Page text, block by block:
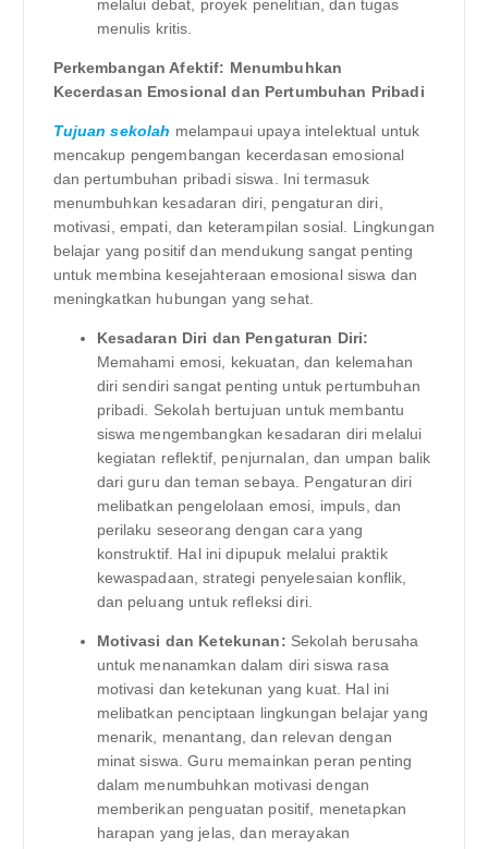
melalui debat, proyek penelitian, dan tugas
menulis kritis.
Perkembangan Afektif: Menumbuhkan
Kecerdasan Emosional dan Pertumbuhan Pribadi
Tujuan sekolah melampaui upaya intelektual untuk
mencakup pengembangan kecerdasan emosional
dan pertumbuhan pribadi siswa. Ini termasuk
menumbuhkan kesadaran diri, pengaturan diri,
motivasi, empati, dan keterampilan sosial. Lingkungan
belajar yang positif dan mendukung sangat penting
untuk membina kesejahteraan emosional siswa dan
meningkatkan hubungan yang sehat.
Kesadaran Diri dan Pengaturan Diri:
Memahami emosi, kekuatan, dan kelemahan
diri sendiri sangat penting untuk pertumbuhan
pribadi. Sekolah bertujuan untuk membantu
siswa mengembangkan kesadaran diri melalui
kegiatan reflektif, penjurnalan, dan umpan balik
dari guru dan teman sebaya. Pengaturan diri
melibatkan pengelolaan emosi, impuls, dan
perilaku seseorang dengan cara yang
konstruktif. Hal ini dipupuk melalui praktik
kewaspadaan, strategi penyelesaian konflik,
dan peluang untuk refleksi diri.
Motivasi dan Ketekunan: Sekolah berusaha
untuk menanamkan dalam diri siswa rasa
motivasi dan ketekunan yang kuat. Hal ini
melibatkan penciptaan lingkungan belajar yang
menarik, menantang, dan relevan dengan
minat siswa. Guru memainkan peran penting
dalam menumbuhkan motivasi dengan
memberikan penguatan positif, menetapkan
harapan yang jelas, dan merayakan